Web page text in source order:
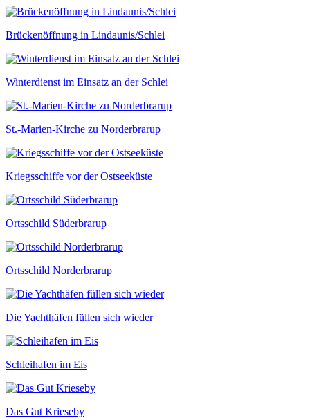
Brückenöffnung in Lindaunis/Schlei
Winterdienst im Einsatz an der Schlei
St.-Marien-Kirche zu Norderbrarup
Kriegsschiffe vor der Ostseeküste
Ortsschild Süderbrarup
Ortsschild Norderbrarup
Die Yachthäfen füllen sich wieder
Schleihafen im Eis
Das Gut Krieseby